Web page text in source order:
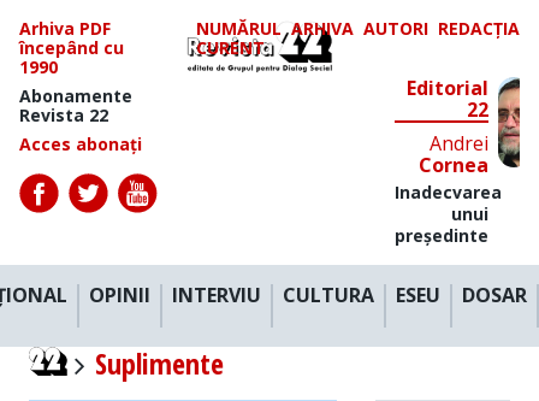
Arhiva PDF
începând cu
1990
Abonamente
Revista 22
Acces abonați
NUMĂRUL
CURENT
ARHIVA AUTORI REDACȚIA
Editorial
22
Andrei
Cornea
Inadecvarea
unui
președinte
OPINII INTERVIU CULTURA ESEU DOSAR
Suplimente